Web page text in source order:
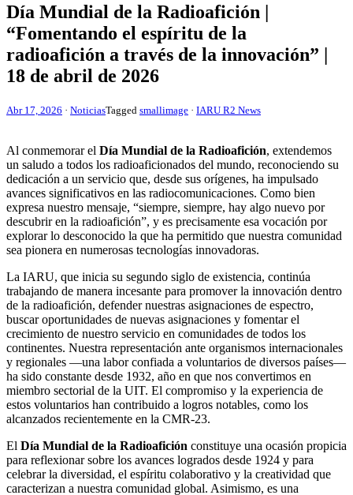
Día Mundial de la Radioafición |
“Fomentando el espíritu de la
radioafición a través de la innovación” |
18 de abril de 2026
Abr 17, 2026 · NoticiasTagged smallimage · IARU R2 News
Al conmemorar el Día Mundial de la Radioafición, extendemos
un saludo a todos los radioaficionados del mundo, reconociendo su
dedicación a un servicio que, desde sus orígenes, ha impulsado
avances significativos en las radiocomunicaciones. Como bien
expresa nuestro mensaje, “siempre, siempre, hay algo nuevo por
descubrir en la radioafición”, y es precisamente esa vocación por
explorar lo desconocido la que ha permitido que nuestra comunidad
sea pionera en numerosas tecnologías innovadoras.
La IARU, que inicia su segundo siglo de existencia, continúa
trabajando de manera incesante para promover la innovación dentro
de la radioafición, defender nuestras asignaciones de espectro,
buscar oportunidades de nuevas asignaciones y fomentar el
crecimiento de nuestro servicio en comunidades de todos los
continentes. Nuestra representación ante organismos internacionales
y regionales —una labor confiada a voluntarios de diversos países—
ha sido constante desde 1932, año en que nos convertimos en
miembro sectorial de la UIT. El compromiso y la experiencia de
estos voluntarios han contribuido a logros notables, como los
alcanzados recientemente en la CMR‑23.
El Día Mundial de la Radioafición constituye una ocasión propicia
para reflexionar sobre los avances logrados desde 1924 y para
celebrar la diversidad, el espíritu colaborativo y la creatividad que
caracterizan a nuestra comunidad global. Asimismo, es una